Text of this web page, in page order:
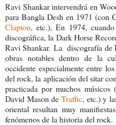
Ravi Shankar intervendrá en
para Bangla Desh en 1971 (con
Clapton, etc.), En 1974,
discográfica, la Dark Horse
Ravi Shankar. La discografía de
obras notables dentro de la
occidente especialmente entre
del rock, la aplicación del sitar
practicada por muchos músicos
David Mason de Traffic, etc.) y
oriental resultan muy
fenómenos de la historia del rock.